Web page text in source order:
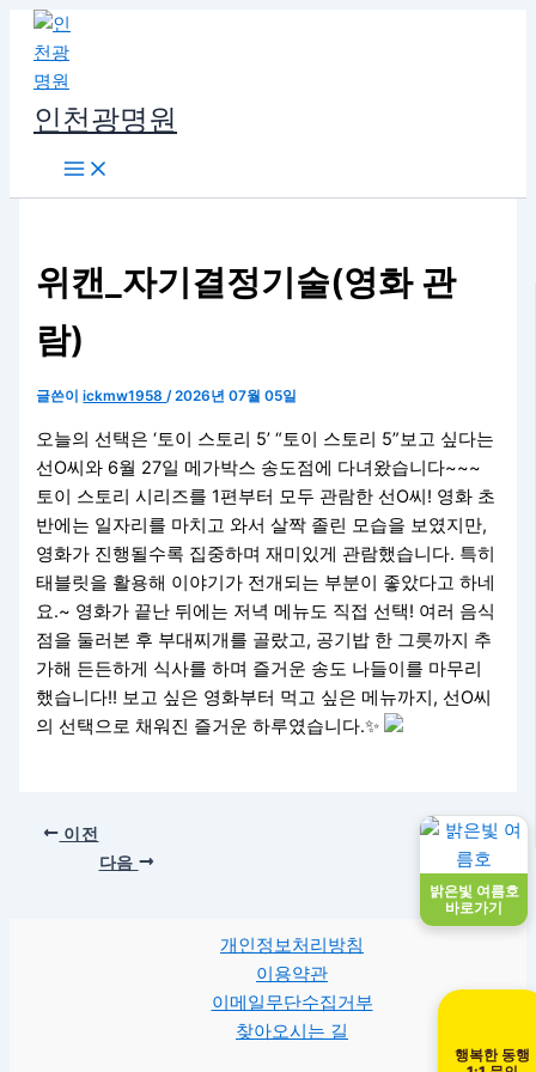
밝은빛 여름호
바로가기
뛰
인천광명원
위캔_자기결정기술(영화 관
람)
글쓴이ickmw1958/2026년 07월 05일
오늘의 선택은 ‘토이 스토리 5’ “토이 스토리 5”보고 싶다는
선O씨와 6월 27일 메가박스 송도점에 다녀왔습니다~~~
토이 스토리 시리즈를 1편부터 모두 관람한 선O씨! 영화 초
반에는 일자리를 마치고 와서 살짝 졸린 모습을 보였지만,
영화가 진행될수록 집중하며 재미있게 관람했습니다. 특히
태블릿을 활용해 이야기가 전개되는 부분이 좋았다고 하네
요.~ 영화가 끝난 뒤에는 저녁 메뉴도 직접 선택! 여러 음식
점을 둘러본 후 부대찌개를 골랐고, 공기밥 한 그릇까지 추
가해 든든하게 식사를 하며 즐거운 송도 나들이를 마무리
했습니다!! 보고 싶은 영화부터 먹고 싶은 메뉴까지, 선O씨
의 선택으로 채워진 즐거운 하루였습니다.✨
이전
다음
개인정보처리방침
이용약관
이메일무단수집거부
찾아오시는 길
행복한 동행